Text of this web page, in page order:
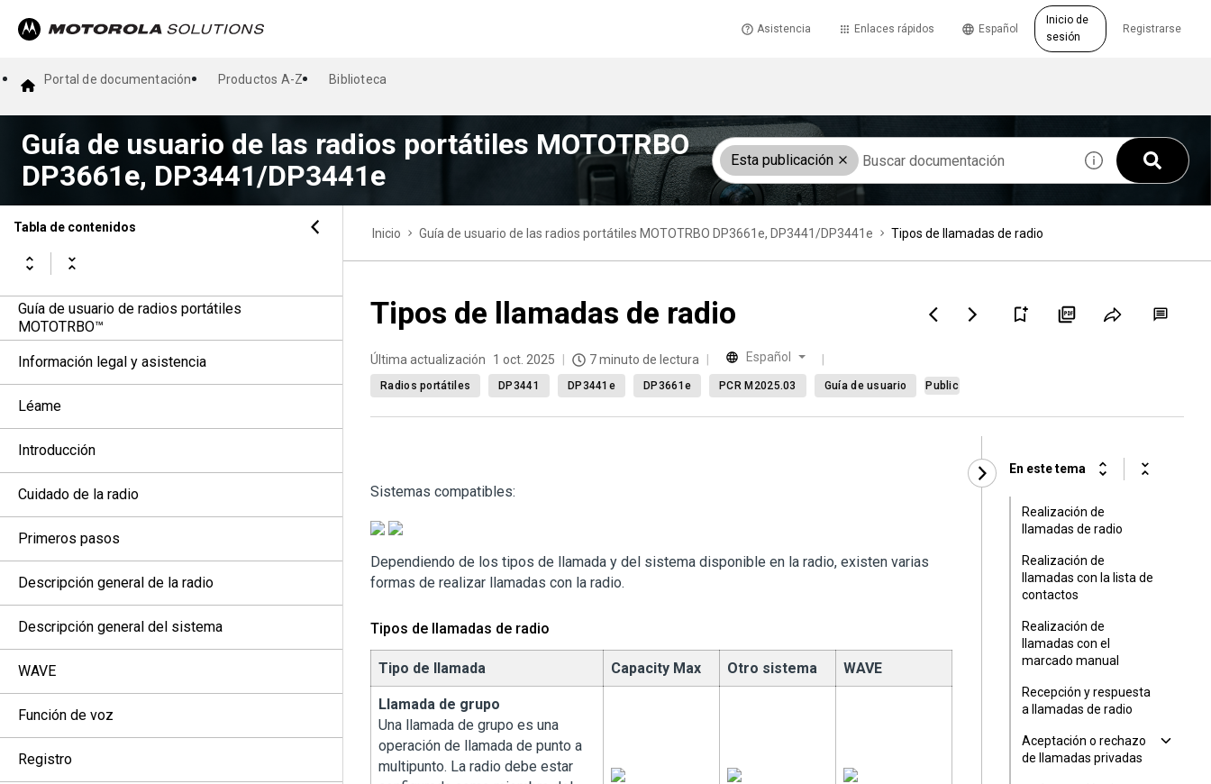
Asistencia Enlaces rápidos Registrarse
Español
Inicio de
sesión
Portal de documentación Productos A-Z Biblioteca
Guía de usuario de las radios portátiles MOTOTRBO
DP3661e, DP3441/DP3441e
Esta publicación
Tabla de contenidos
Guía de usuario de radios portátiles
MOTOTRBO™
Información legal y asistencia
Léame
Introducción
Cuidado de la radio
Primeros pasos
Descripción general de la radio
Descripción general del sistema
WAVE
Función de voz
Registro
Inicio Guía de usuario de las radios portátiles MOTOTRBO DP3661e, DP3441/DP3441e Tipos de llamadas de radio
Tipos de llamadas de radio
Última actualización 1 oct. 2025 7 minuto de lectura Español
Radios portátiles DP3441 DP3441e DP3661e PCR M2025.03 Guía de usuario Public
Sistemas compatibles:
Dependiendo de los tipos de llamada y del sistema disponible en la radio, existen varias
formas de realizar llamadas con la radio.
Tipos de llamadas de radio
Tipo de llamada Capacity Max Otro sistema WAVE
Llamada de grupo
Una llamada de grupo es una
operación de llamada de punto a
multipunto. La radio debe estar
En este tema
Realización de
llamadas de radio
Realización de
llamadas con la lista de
contactos
Realización de
llamadas con el
marcado manual
Recepción y respuesta
a llamadas de radio
Aceptación o rechazo
de llamadas privadas